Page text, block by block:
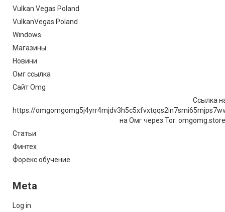
Vulkan Vegas Poland
VulkanVegas Poland
Windows
Магазины
Новини
Омг ссылка
Сайт Omg
Ссылка
https://
на Омг через Tor:
Статьи
Финтех
Форекс обучение
Meta
Log in